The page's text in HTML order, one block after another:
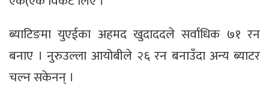
ब्याटिङमा युएईका अहमद खुदाददले सर्वाधिक ७१ रन
बनाए । नुरुउल्ला आयोबीले २६ रन बनाउँदा अन्य ब्याटर
चल्न सकेनन् ।